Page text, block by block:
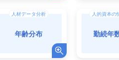
人材データ分析
年齢分布
人的資本の
勤続年